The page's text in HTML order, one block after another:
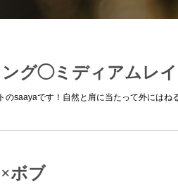
グ◯ミディアムレ
のsaayaです！自然と肩に当たって外にはね
ボブ